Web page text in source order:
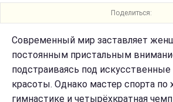
Поделиться:
Современный мир заставляет
постоянным пристальным
подстраиваясь под
красоты. Однако мастер спорта по
гимнастике и четырёхкратная